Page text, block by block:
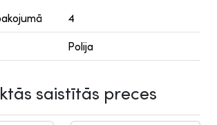
4
Polija
saistītās preces